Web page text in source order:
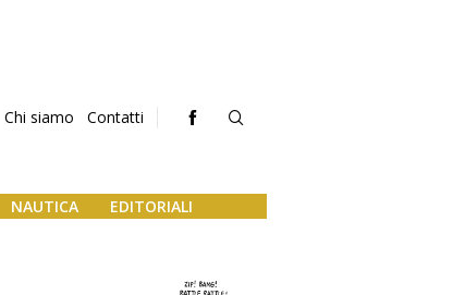
Chi siamo Contatti
NAUTICA EDITORIALI